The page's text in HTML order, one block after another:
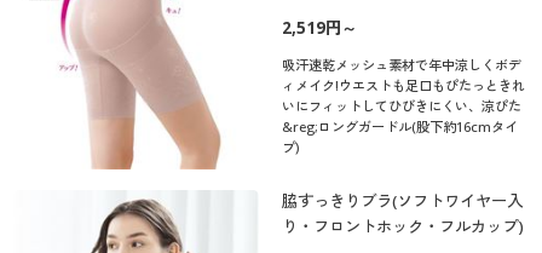
2,519円～
吸汗速乾メッシュ素材で年中涼しくボデ
ィメイク!ウエストも足口もぴたっときれ
いにフィットしてひびきにくい、涼ぴた
&reg;ロングガードル(股下約16cmタイ
プ)
脇すっきりブラ(ソフトワイヤー入
り・フロントホック・フルカップ)